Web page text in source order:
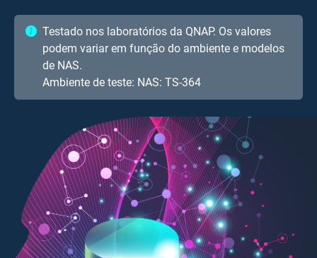
Testado nos laboratórios da QNAP. Os valores
podem variar em função do ambiente e modelos
de NAS.
Ambiente de teste: NAS: TS-364